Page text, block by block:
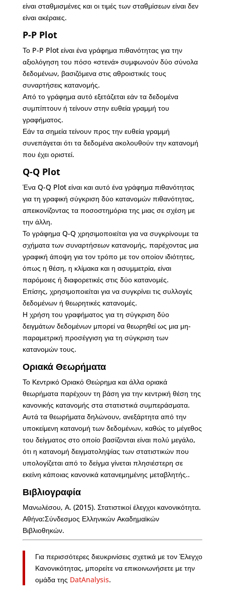
είναι σταθμισμένες και οι τιμές των σταθμίσεων είναι δεν
είναι ακέραιες.
P-P Plot
Το P-P Plot είναι ένα γράφημα πιθανότητας για την
αξιολόγηση του πόσο «στενά» συμφωνούν δύο σύνολα
δεδομένων, βασιζόμενα στις αθροιστικές τους
συναρτήσεις κατανομής.
Από το γράφημα αυτό εξετάζεται εάν τα δεδομένα
συμπίπτουν ή τείνουν στην ευθεία γραμμή του
γραφήματος.
Εάν τα σημεία τείνουν προς την ευθεία γραμμή
συνεπάγεται ότι τα δεδομένα ακολουθούν την κατανομή
που έχει οριστεί.
Q-Q Plot
Ένα Q-Q Plot είναι και αυτό ένα γράφημα πιθανότητας
για τη γραφική σύγκριση δύο κατανομών πιθανότητας,
απεικονίζοντας τα ποσοστημόρια της μιας σε σχέση με
την άλλη.
Το γράφημα Q-Q χρησιμοποιείται για να συγκρίνουμε τα
σχήματα των συναρτήσεων κατανομής, παρέχοντας μια
γραφική άποψη για τον τρόπο με τον οποίον ιδιότητες,
όπως η θέση, η κλίμακα και η ασυμμετρία, είναι
παρόμοιες ή διαφορετικές στις δύο κατανομές.
Επίσης, χρησιμοποιείται για να συγκρίνει τις συλλογές
δεδομένων ή θεωρητικές κατανομές.
Η χρήση του γραφήματος για τη σύγκριση δύο
δειγμάτων δεδομένων μπορεί να θεωρηθεί ως μια μη-
παραμετρική προσέγγιση για τη σύγκριση των
κατανομών τους.
Οριακά Θεωρήματα
Το Κεντρικό Οριακό Θεώρημα και άλλα οριακά
θεωρήματα παρέχουν τη βάση για την κεντρική θέση της
κανονικής κατανομής στα στατιστικά συμπεράσματα.
Αυτά τα θεωρήματα δηλώνουν, ανεξάρτητα από την
υποκείμενη κατανομή των δεδομένων, καθώς το μέγεθος
του δείγματος στο οποίο βασίζονται είναι πολύ μεγάλο,
ότι η κατανομή δειγματοληψίας των στατιστικών που
υπολογίζεται από το δείγμα γίνεται πλησιέστερη σε
εκείνη κάποιας κανονικά κατανεμημένης μεταβλητής..
Βιβλιογραφία
Μανωλέσου, Α. (2015). Στατιστικοί έλεγχοι κανονικότητα.
Αθήνα:Σύνδεσμος Ελληνικών Ακαδημαϊκών
Βιβλιοθηκών.
Για περισσότερες διευκρινίσεις σχετικά με τον Έλεγχο
Κανονικότητας, μπορείτε να επικοινωνήσετε με την
ομάδα της DatAnalysis.